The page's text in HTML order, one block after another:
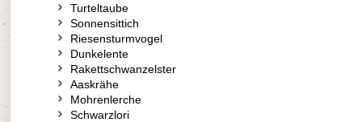
Turteltaube
Sonnensittich
Riesensturmvogel
Dunkelente
Rakettschwanzelster
Aaskrähe
Mohrenlerche
Schwarzlori